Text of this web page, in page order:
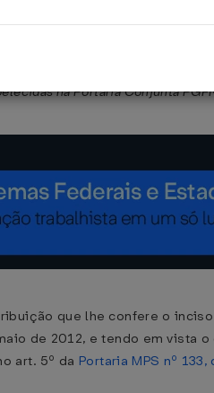
2014
, que dispõe sobre os
na Portaria Conjunta
que lhe confere o
de 2012, e tendo em vista
art. 5º da Portaria MPS nº